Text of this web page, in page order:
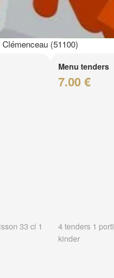
(51100)
33 cl 1
Menu tenders
7.00 €
4 tenders 1
kinder